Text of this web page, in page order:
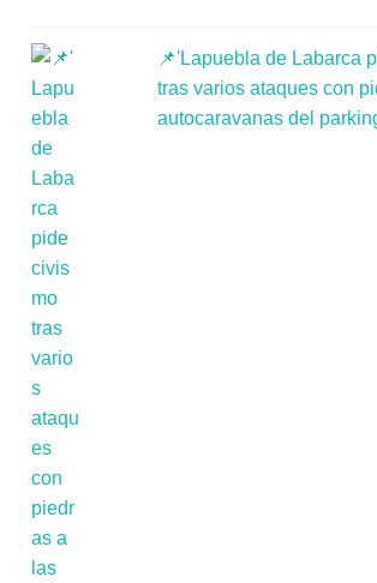
📌'Lapuebla de Labarca
tras varios ataques con
autocaravanas del